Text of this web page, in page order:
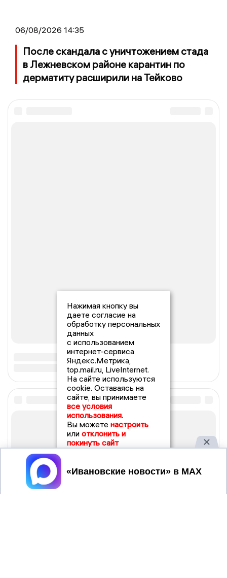
06/08/2026 14:35
После скандала с уничтожением стада
в Лежневском районе карантин по
дерматиту расширили на Тейково
Нажимая кнопку вы
даете согласие на
обработку персональных
данных
с использованием
интернет-сервиса
Яндекс.Метрика,
top.mail.ru, LiveInternet.
На сайте используются
cookie. Оставаясь на
сайте, вы принимаете
все условия
использования.
Вы можете настроить
или отклонить и
покинуть сайт
Принять